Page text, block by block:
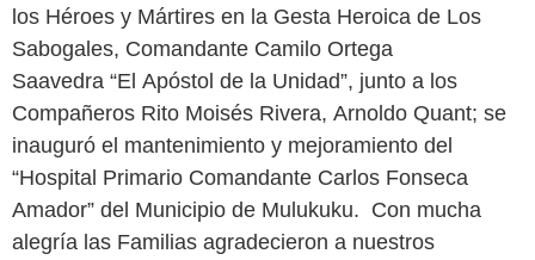
los Héroes y Mártires en la Gesta Heroica de Los
Sabogales, Comandante Camilo Ortega
Saavedra “El Apóstol de la Unidad”, junto a los
Compañeros Rito Moisés Rivera, Arnoldo Quant; se
inauguró el mantenimiento y mejoramiento del
“Hospital Primario Comandante Carlos Fonseca
Amador” del Municipio de Mulukuku. Con mucha
alegría las Familias agradecieron a nuestros